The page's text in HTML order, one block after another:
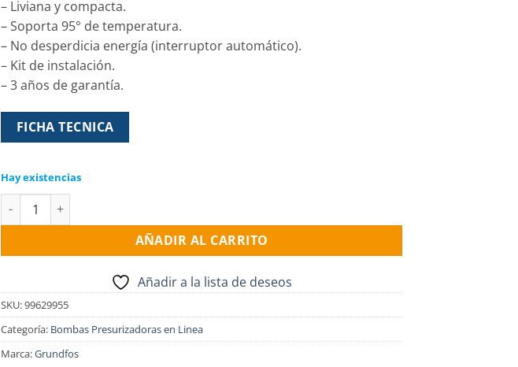
– Liviana y compacta.
– Soporta 95° de temperatura.
– No desperdicia energía (interruptor automático).
– Kit de instalación.
– 3 años de garantía.
FICHA TECNICA
Hay existencias
Electro Bomba presurizadora automática GRUNDFOS UPA 15-90, 1x220v Sin covertor
AÑADIR AL CARRITO
Añadir a la lista de deseos
SKU:99629955
Categoría: Bombas Presurizadoras en Linea
Marca:Grundfos